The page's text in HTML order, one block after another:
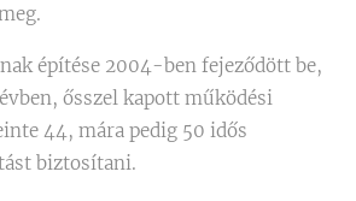
építése 2004-ben fejeződött be,
ősszel kapott működési
44, mára pedig 50 idős
biztosítani.